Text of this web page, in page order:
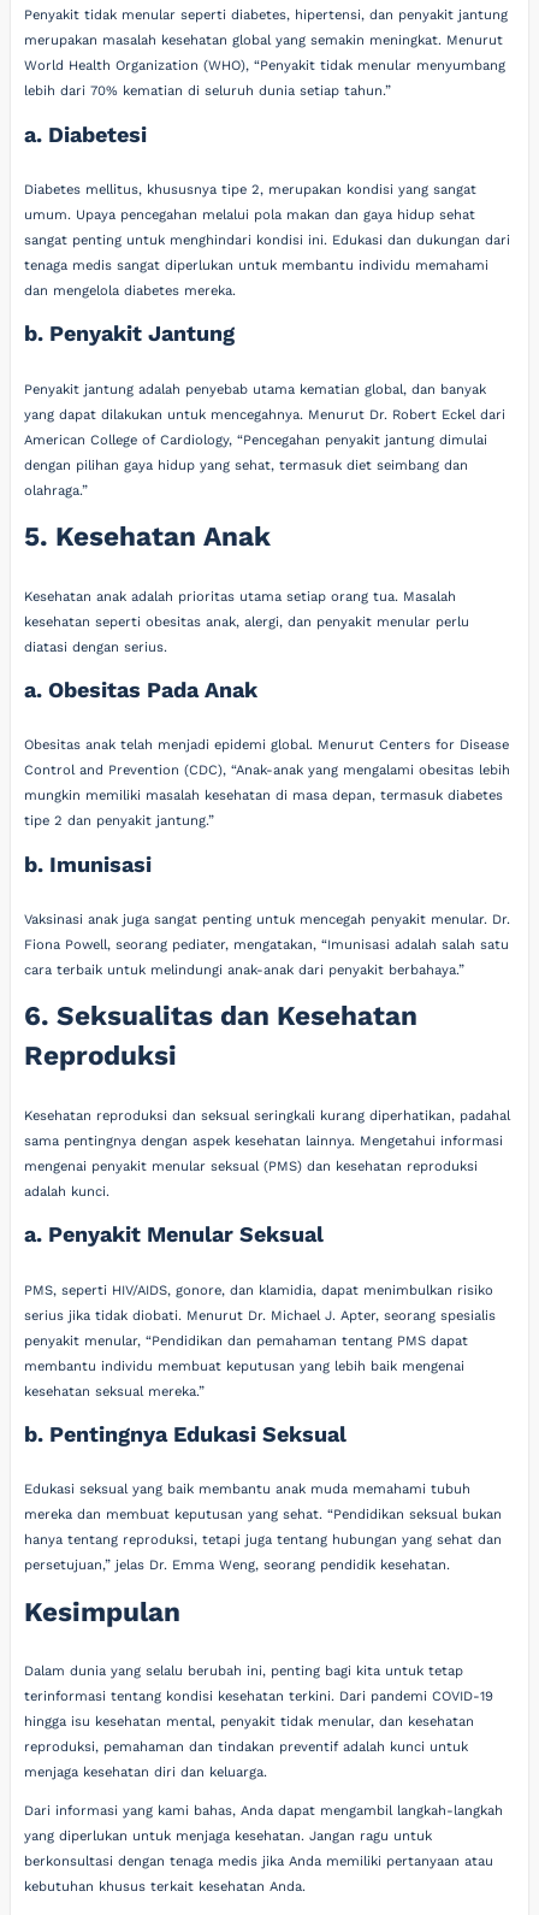
Penyakit tidak menular seperti diabetes, hipertensi, dan penyakit jantung
merupakan masalah kesehatan global yang semakin meningkat. Menurut
World Health Organization (WHO), “Penyakit tidak menular menyumbang
lebih dari 70% kematian di seluruh dunia setiap tahun.”
a. Diabetesi
Diabetes mellitus, khususnya tipe 2, merupakan kondisi yang sangat
umum. Upaya pencegahan melalui pola makan dan gaya hidup sehat
sangat penting untuk menghindari kondisi ini. Edukasi dan dukungan dari
tenaga medis sangat diperlukan untuk membantu individu memahami
dan mengelola diabetes mereka.
b. Penyakit Jantung
Penyakit jantung adalah penyebab utama kematian global, dan banyak
yang dapat dilakukan untuk mencegahnya. Menurut Dr. Robert Eckel dari
American College of Cardiology, “Pencegahan penyakit jantung dimulai
dengan pilihan gaya hidup yang sehat, termasuk diet seimbang dan
olahraga.”
5. Kesehatan Anak
Kesehatan anak adalah prioritas utama setiap orang tua. Masalah
kesehatan seperti obesitas anak, alergi, dan penyakit menular perlu
diatasi dengan serius.
a. Obesitas Pada Anak
Obesitas anak telah menjadi epidemi global. Menurut Centers for Disease
Control and Prevention (CDC), “Anak-anak yang mengalami obesitas lebih
mungkin memiliki masalah kesehatan di masa depan, termasuk diabetes
tipe 2 dan penyakit jantung.”
b. Imunisasi
Vaksinasi anak juga sangat penting untuk mencegah penyakit menular. Dr.
Fiona Powell, seorang pediater, mengatakan, “Imunisasi adalah salah satu
cara terbaik untuk melindungi anak-anak dari penyakit berbahaya.”
6. Seksualitas dan Kesehatan
Reproduksi
Kesehatan reproduksi dan seksual seringkali kurang diperhatikan, padahal
sama pentingnya dengan aspek kesehatan lainnya. Mengetahui informasi
mengenai penyakit menular seksual (PMS) dan kesehatan reproduksi
adalah kunci.
a. Penyakit Menular Seksual
PMS, seperti HIV/AIDS, gonore, dan klamidia, dapat menimbulkan risiko
serius jika tidak diobati. Menurut Dr. Michael J. Apter, seorang spesialis
penyakit menular, “Pendidikan dan pemahaman tentang PMS dapat
membantu individu membuat keputusan yang lebih baik mengenai
kesehatan seksual mereka.”
b. Pentingnya Edukasi Seksual
Edukasi seksual yang baik membantu anak muda memahami tubuh
mereka dan membuat keputusan yang sehat. “Pendidikan seksual bukan
hanya tentang reproduksi, tetapi juga tentang hubungan yang sehat dan
persetujuan,” jelas Dr. Emma Weng, seorang pendidik kesehatan.
Kesimpulan
Dalam dunia yang selalu berubah ini, penting bagi kita untuk tetap
terinformasi tentang kondisi kesehatan terkini. Dari pandemi COVID-19
hingga isu kesehatan mental, penyakit tidak menular, dan kesehatan
reproduksi, pemahaman dan tindakan preventif adalah kunci untuk
menjaga kesehatan diri dan keluarga.
Dari informasi yang kami bahas, Anda dapat mengambil langkah-langkah
yang diperlukan untuk menjaga kesehatan. Jangan ragu untuk
berkonsultasi dengan tenaga medis jika Anda memiliki pertanyaan atau
kebutuhan khusus terkait kesehatan Anda.